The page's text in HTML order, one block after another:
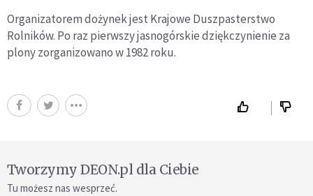
Organizatorem dożynek jest Krajowe Duszpasterstwo
Rolników. Po raz pierwszy jasnogórskie dziękczynienie za
plony zorganizowano w 1982 roku.
Tworzymy DEON.pl dla Ciebie
Tu możesz nas wesprzeć.